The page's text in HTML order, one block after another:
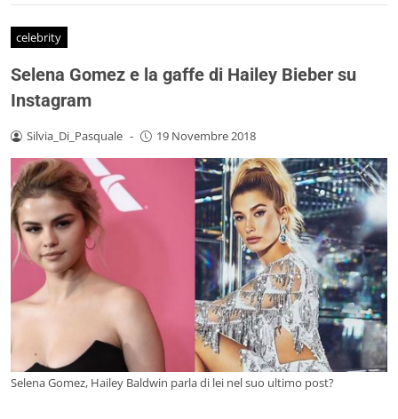
celebrity
Selena Gomez e la gaffe di Hailey Bieber su
Instagram
Silvia_Di_Pasquale - 19 Novembre 2018
Selena Gomez, Hailey Baldwin parla di lei nel suo ultimo post?